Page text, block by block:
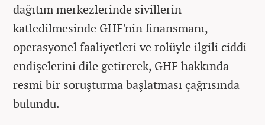
dağıtım merkezlerinde sivillerin
katledilmesinde GHF'nin finansmanı,
operasyonel faaliyetleri ve rolüyle ilgili ciddi
endişelerini dile getirerek, GHF hakkında
resmi bir soruşturma başlatması çağrısında
bulundu.